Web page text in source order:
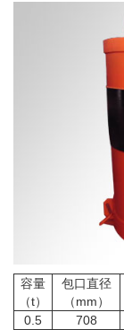
容量
（t）
包口直径
（mm）
0.5
708